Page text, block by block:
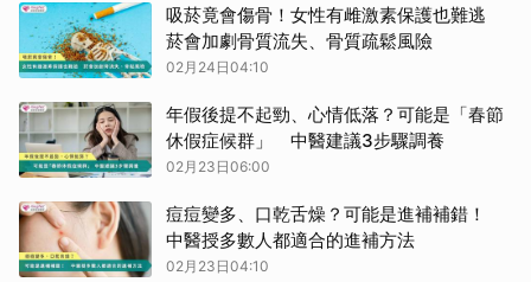
吸菸竟會傷骨！女性有雌激素保護也難逃
菸會加劇骨質流失、骨質疏鬆風險
02月24日04:10
年假後提不起勁、心情低落？可能是「春節
休假症候群」 中醫建議3步驟調養
02月23日06:00
痘痘變多、口乾舌燥？可能是進補補錯！
中醫授多數人都適合的進補方法
02月23日04:10